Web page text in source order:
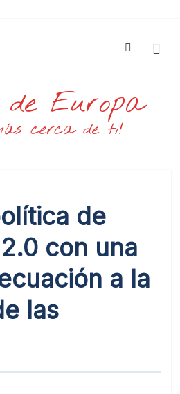
Europa
cerca de ti!
de
con una
a la
las